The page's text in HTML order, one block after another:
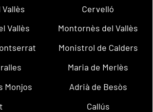
Vallès
Cervelló
Vallès
Montornès del Vallès
Monistrol de Calders
Maria de Merlès
Monjos
Adrià de Besòs
Callús